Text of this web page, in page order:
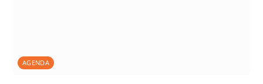
AGENDA